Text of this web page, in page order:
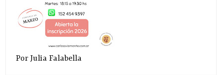
Por Julia Falabella